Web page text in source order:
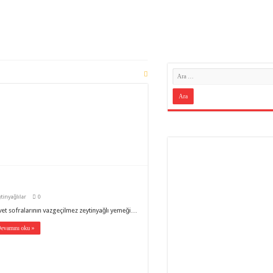
0
sofralarının vazgeçilmez zeytinyağlı yemeği…
oku »